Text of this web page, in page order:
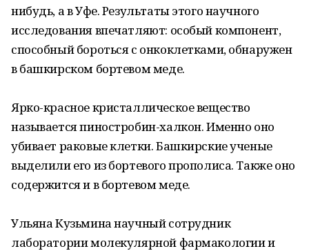
нибудь, а в Уфе. Результаты этого научного
исследования впечатляют: особый компонент,
способный бороться с онкоклетками, обнаружен
в башкирском бортевом меде.
Ярко-красное кристаллическое вещество
называется пиностробин-халкон. Именно оно
убивает раковые клетки. Башкирские ученые
выделили его из бортевого прополиса. Также оно
содержится и в бортевом меде.
Ульяна Кузьмина научный сотрудник
лаборатории молекулярной фармакологии и